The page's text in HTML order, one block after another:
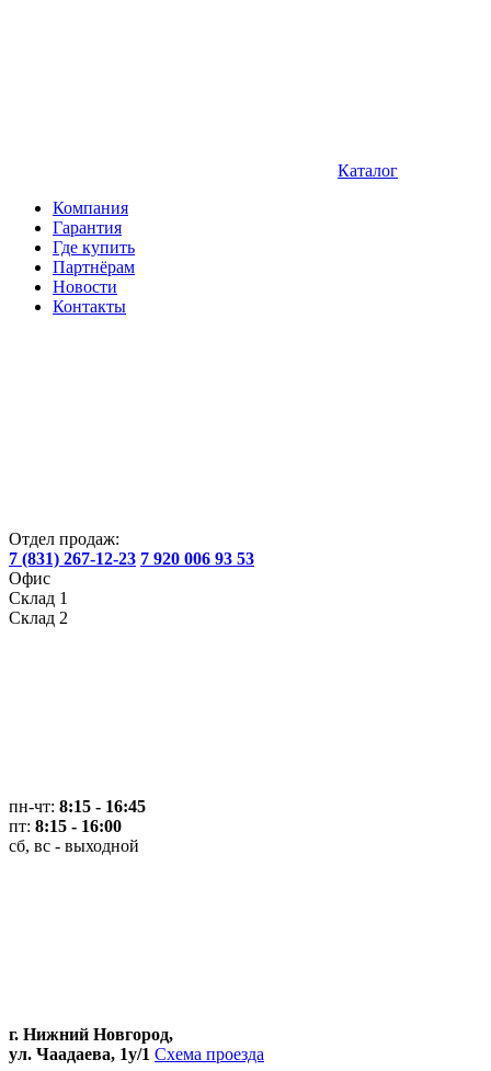
Каталог
Компания
Гарантия
Где купить
Партнёрам
Новости
Контакты
Отдел продаж:
7 (831) 267-12-23 7 920 006 93 53
Офис
Склад 1
Склад 2
пн-чт: 8:15 - 16:45
пт: 8:15 - 16:00
сб, вс - выходной
г. Нижний Новгород,
ул. Чаадаева, 1у/1 Схема проезда